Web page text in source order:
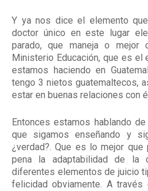
Y ya nos dice el elemento
doctor único en este lugar
parado, que maneja o mejor
Ministerio Educación, que es el
estamos haciendo en
tengo 3 nietos guatemaltecos,
estar en buenas relaciones con
Entonces estamos hablando
que sigamos enseñando y
¿verdad?. Que es lo mejor
pena la adaptabilidad de la
diferentes elementos de juicio
felicidad obviamente. A